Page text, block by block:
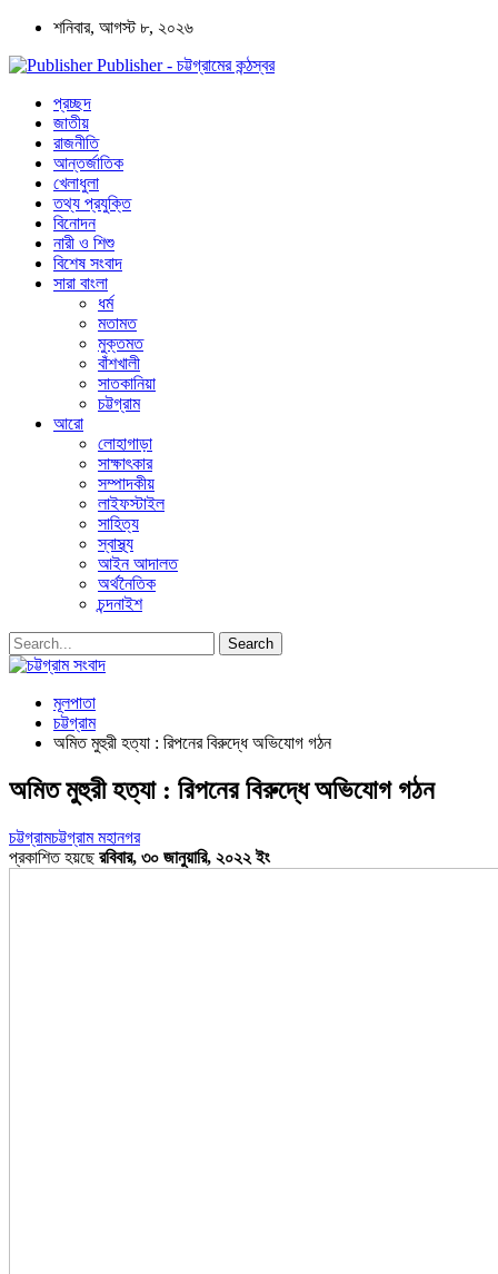
শনিবার, আগস্ট ৮, ২০২৬
Publisher - চট্টগ্রামের কন্ঠস্বর
প্রচ্ছদ
জাতীয়
রাজনীতি
আন্তর্জাতিক
খেলাধুলা
তথ্য প্রযুক্তি
বিনোদন
নারী ও শিশু
বিশেষ সংবাদ
সারা বাংলা
ধর্ম
মতামত
মুক্তমত
বাঁশখালী
সাতকানিয়া
চট্টগ্রাম
আরো
লোহাগাড়া
সাক্ষাৎকার
সম্পাদকীয়
লাইফস্টাইল
সাহিত্য
স্বাস্থ্য
আইন আদালত
অর্থনৈতিক
চন্দনাইশ
মূলপাতা
চট্টগ্রাম
অমিত মুহুরী হত্যা : রিপনের বিরুদ্ধে অভিযোগ গঠন
অমিত মুহুরী হত্যা : রিপনের বিরুদ্ধে অভিযোগ গঠন
চট্টগ্রামচট্টগ্রাম মহানগর
প্রকাশিত হয়ছেরবিবার, ৩০ জানুয়ারি, ২০২২ ইং